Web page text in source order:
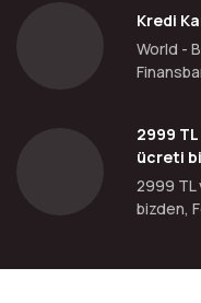
Kredi
World -
2999
ücreti
2999 TL
bizden,